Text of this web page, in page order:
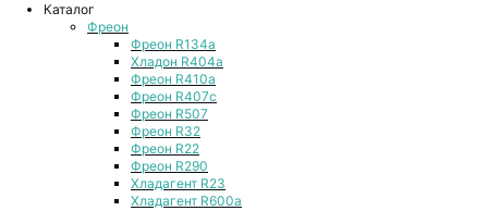
Каталог
Фреон
Фреон R134a
Хладон R404a
Фреон R410a
Фреон R407с
Фреон R507
Фреон R32
Фреон R22
Фреон R290
Хладагент R23
Хладагент R600a